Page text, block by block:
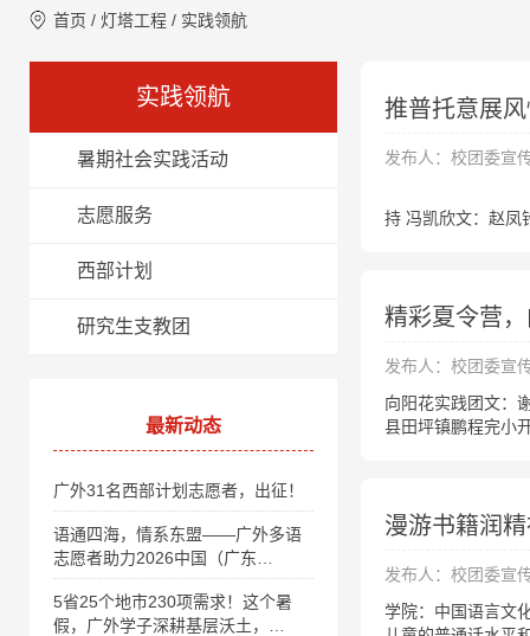
首页 / 灯塔工程 / 实践领航
实践领航
暑期社会实践活动
志愿服务
西部计划
研究生支教团
最新动态
广外31名西部计划志愿者，出征！
语通四海，情系东盟——广外多语
志愿者助力2026中国（广东…
5省25个地市230项需求！这个暑
假，广外学子深耕基层沃土，…
推普托意展
发布人：校团委宣
持 冯凯欣文：赵
精彩夏令营
发布人：校团委宣
向阳花实践团文：
县田坪镇鹏程完小
漫游书籍润
发布人：校团委宣
学院：中国语言文